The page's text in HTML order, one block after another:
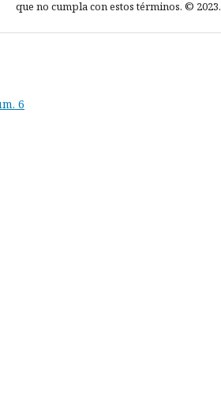
que no cumpla con estos términos. © 2023.
6